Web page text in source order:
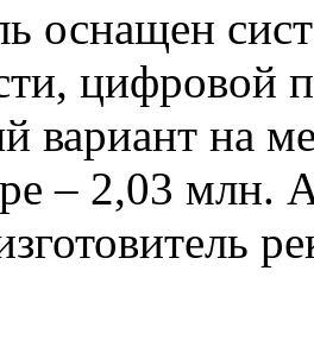
оснащен
цифровой
вариант на
– 2,03 млн.